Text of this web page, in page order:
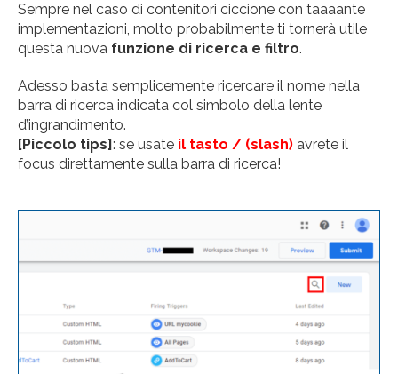
Sempre nel caso di contenitori ciccione con taaaante
implementazioni, molto probabilmente ti tornerà utile
questa nuova funzione di ricerca e filtro.
Adesso basta semplicemente ricercare il nome nella
barra di ricerca indicata col simbolo della lente
d’ingrandimento.
[Piccolo tips] : se usate il tasto / (slash) avrete il
focus direttamente sulla barra di ricerca!